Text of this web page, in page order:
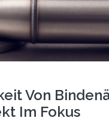
Von
Im Fokus